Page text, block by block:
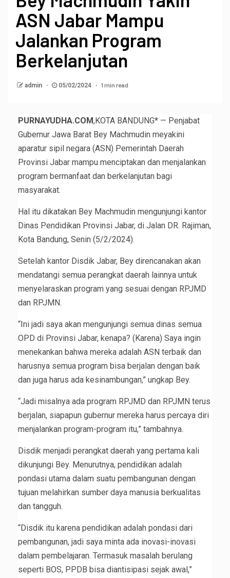
ASN Jabar Mampu
Jalankan Program
Berkelanjutan
admin 05/02/2024 1 min read
PURNAYUDHA.COM,KOTA BANDUNG* — Penjabat
Gubernur Jawa Barat Bey Machmudin meyakini
aparatur sipil negara (ASN) Pemerintah Daerah
Provinsi Jabar mampu menciptakan dan menjalankan
program bermanfaat dan berkelanjutan bagi
masyarakat.
Hal itu dikatakan Bey Machmudin mengunjungi kantor
Dinas Pendidikan Provinsi Jabar, di Jalan DR. Rajiman,
Kota Bandung, Senin (5/2/2024).
Setelah kantor Disdik Jabar, Bey direncanakan akan
mendatangi semua perangkat daerah lainnya untuk
menyelaraskan program yang sesuai dengan RPJMD
dan RPJMN.
“Ini jadi saya akan mengunjungi semua dinas semua
OPD di Provinsi Jabar, kenapa? (Karena) Saya ingin
menekankan bahwa mereka adalah ASN terbaik dan
harusnya semua program bisa berjalan dengan baik
dan juga harus ada kesinambungan,” ungkap Bey.
“Jadi misalnya ada program RPJMD dan RPJMN terus
berjalan, siapapun gubernur mereka harus percaya diri
menjalankan program-program itu,” tambahnya.
Disdik menjadi perangkat daerah yang pertama kali
dikunjungi Bey. Menurutnya, pendidikan adalah
pondasi utama dalam suatu pembangunan dengan
tujuan melahirkan sumber daya manusia berkualitas
dan tangguh.
“Disdik itu karena pendidikan adalah pondasi dari
pembangunan, jadi saya minta ada inovasi-inovasi
dalam pembelajaran. Termasuk masalah berulang
seperti BOS, PPDB bisa diantisipasi sejak awal,”